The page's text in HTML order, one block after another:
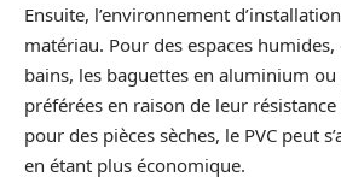
Ensuite, l’environnement
matériau. Pour des espaces
bains, les baguettes en aluminium
préférées en raison de leur résistance
pour des pièces sèches, le PVC peut
en étant plus économique.